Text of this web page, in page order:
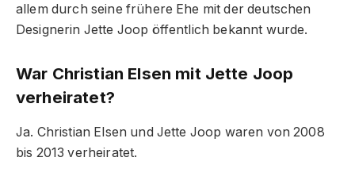
allem durch seine frühere Ehe mit der deutschen
Designerin Jette Joop öffentlich bekannt wurde.
War Christian Elsen mit Jette Joop
verheiratet?
Ja. Christian Elsen und Jette Joop waren von 2008
bis 2013 verheiratet.